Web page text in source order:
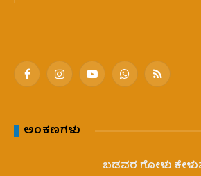
FacebookInstagramYouTubeWhatsApp
RSS
ಅಂಕಣಗಳು
ಬಡವರ ಗೋಳು